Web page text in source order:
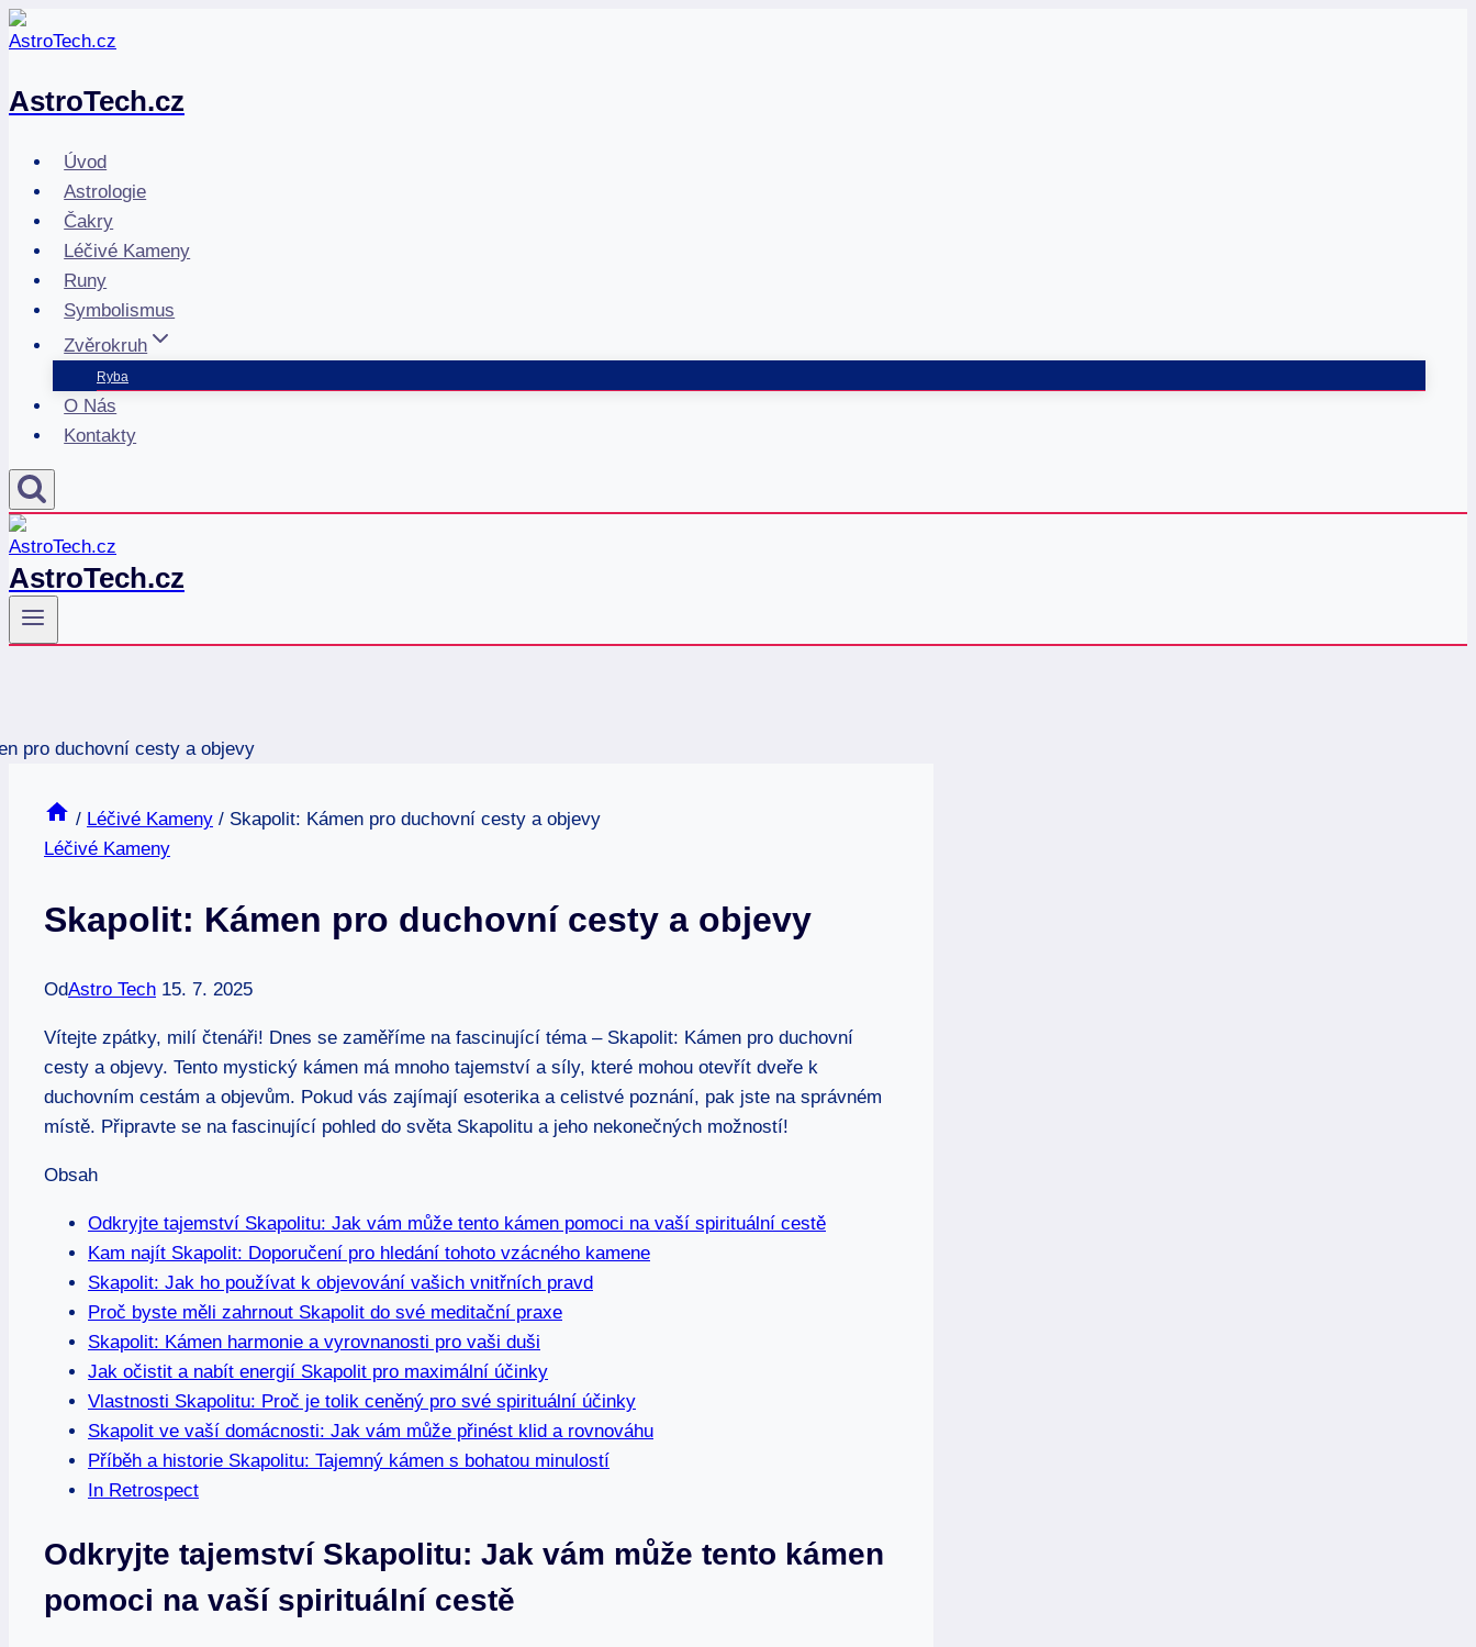
Přeskočit
na
AstroTech.cz
Úvod
Astrologie
Čakry
Léčivé Kameny
Runy
Symbolismus
Zvěrokruh
Ryba
O Nás
Kontakty
AstroTech.cz
/ Léčivé Kameny / Skapolit: Kámen pro duchovní cesty a objevy
Léčivé Kameny
Skapolit: Kámen pro duchovní cesty a objevy
OdAstro Tech 15. 7. 2025
Vítejte zpátky, milí čtenáři! Dnes se zaměříme na fascinující téma – Skapolit: Kámen pro duchovní
cesty a objevy. Tento mystický kámen má mnoho tajemství a síly, které mohou otevřít dveře k
duchovním cestám a objevům. Pokud vás zajímají esoterika a celistvé poznání, pak jste na správném
místě. Připravte se na fascinující pohled do světa Skapolitu a jeho nekonečných možností!
Obsah
Odkryjte tajemství Skapolitu: Jak vám může tento kámen pomoci na vaší spirituální cestě
Kam najít Skapolit: Doporučení pro hledání tohoto vzácného kamene
Skapolit: Jak ho používat k objevování vašich vnitřních pravd
Proč byste měli zahrnout Skapolit do své meditační praxe
Skapolit: Kámen harmonie a vyrovnanosti pro vaši duši
Jak očistit a nabít energií Skapolit pro maximální účinky
Vlastnosti Skapolitu: Proč je tolik ceněný pro své spirituální účinky
Skapolit ve vaší domácnosti: Jak vám může přinést klid a rovnováhu
Příběh a historie Skapolitu: Tajemný kámen s bohatou minulostí
In Retrospect
Odkryjte tajemství Skapolitu: Jak vám může tento kámen
pomoci na vaší spirituální cestě